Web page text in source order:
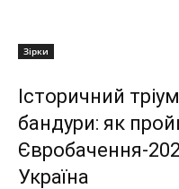
Зірки
Історичний
бандури: як
Євробачення-
Україна